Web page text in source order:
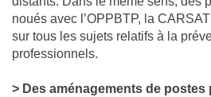
noués avec l’OPPBTP, la
sur tous les sujets relatifs à la
professionnels.
> Des aménagements de postes